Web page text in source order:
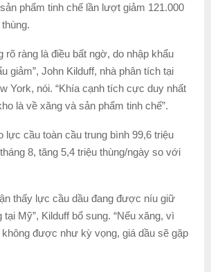
phẩm tinh chế lần lượt giảm 121.000
rõ ràng là điều bất ngờ, do nhập khẩu
giảm”, John Kilduff, nhà phân tích tại
York, nói. “Khía cạnh tích cực duy nhất
là về xăng và sản phẩm tinh chế”.
lực cầu toàn cầu trung bình 99,6 triệu
8, tăng 5,4 triệu thùng/ngày so với
thấy lực cầu dầu đang được níu giữ
Mỹ”, Kilduff bổ sung. “Nếu xăng, vì
không được như kỳ vọng, giá dầu sẽ gặp